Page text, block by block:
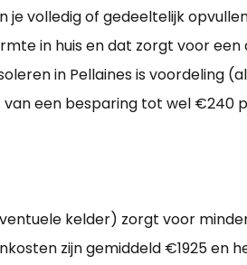
je volledig of gedeeltelijk
in huis en dat zorgt voor een
in Pellaines is voordeling
een besparing tot wel €240
kelder) zorgt voor
zijn gemiddeld €1925 en